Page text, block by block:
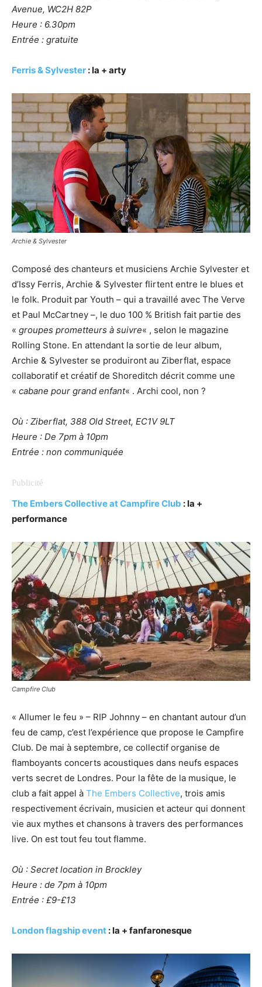
Avenue, WC2H 82P
Heure : 6.30pm
Entrée : gratuite
Ferris & Sylvester : la + arty
Archie & Sylvester
Composé des chanteurs et musiciens Archie Sylvester et
d’Issy Ferris, Archie & Sylvester flirtent entre le blues et
le folk. Produit par Youth – qui a travaillé avec The Verve
et Paul McCartney –, le duo 100 % British fait partie des
« groupes prometteurs à suivre« , selon le magazine
Rolling Stone. En attendant la sortie de leur album,
Archie & Sylvester se produiront au Ziberflat, espace
collaboratif et créatif de Shoreditch décrit comme une
« cabane pour grand enfant« . Archi cool, non ?
Où : Ziberflat, 388 Old Street, EC1V 9LT
Heure : De 7pm à 10pm
Entrée : non communiquée
The Embers Collective at Campfire Club : la +
performance
Campfire Club
« Allumer le feu » – RIP Johnny – en chantant autour d’un
feu de camp, c’est l’expérience que propose le Campfire
Club. De mai à septembre, ce collectif organise de
flamboyants concerts acoustiques dans neufs espaces
verts secret de Londres. Pour la fête de la musique, le
club a fait appel à The Embers Collective, trois amis
respectivement écrivain, musicien et acteur qui donnent
vie aux mythes et chansons à travers des performances
live. On est tout feu tout flamme.
Où : Secret location in Brockley
Heure : de 7pm à 10pm
Entrée : £9-£13
London flagship event : la + fanfaronesque